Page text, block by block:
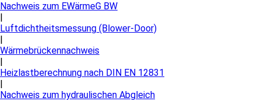
Nachweis zum EWärmeG BW
|
Luftdichtheitsmessung (Blower-Door)
|
Wärmebrückennachweis
|
Heizlastberechnung nach DIN EN 12831
|
Nachweis zum hydraulischen Abgleich